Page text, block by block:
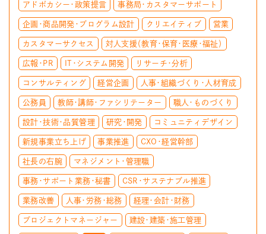
アドボカシー・政策提言 事務局・カスタマーサポート
企画・商品開発・プログラム設計 クリエイティブ 営業
カスタマーサクセス 対人支援（教育・保育・医療・福祉）
広報・PR IT・システム開発 リサーチ・分析
コンサルティング 経営企画 人事・組織づくり・人材育成
公務員 教師・講師・ファシリテーター 職人・ものづくり
設計・技術・品質管理 研究・開発 コミュニティデザイン
新規事業立ち上げ 事業推進 CXO・経営幹部
社長の右腕 マネジメント・管理職
事務・サポート業務・秘書 CSR・サステナブル推進
業務改善 人事・労務・総務 経理・会計・財務
プロジェクトマネージャー 建設・建築・施工管理